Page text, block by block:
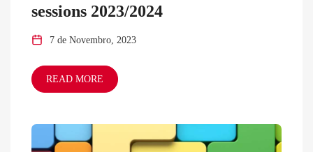
sessions 2023/2024
7 de Novembro, 2023
READ MORE